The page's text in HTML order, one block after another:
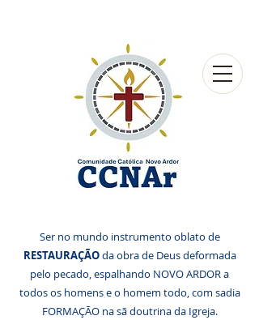
Ser no mundo instrumento oblato de
RESTAURAÇÃOda obra de Deus deformada
pelo pecado, espalhando NOVO ARDOR a
todos os homens e o homem todo, com sadia
FORMAÇÃO na sã doutrina da Igreja.